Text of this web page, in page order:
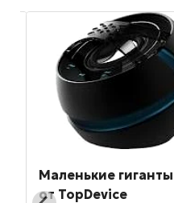
Маленькие гиганты
от TopDevice